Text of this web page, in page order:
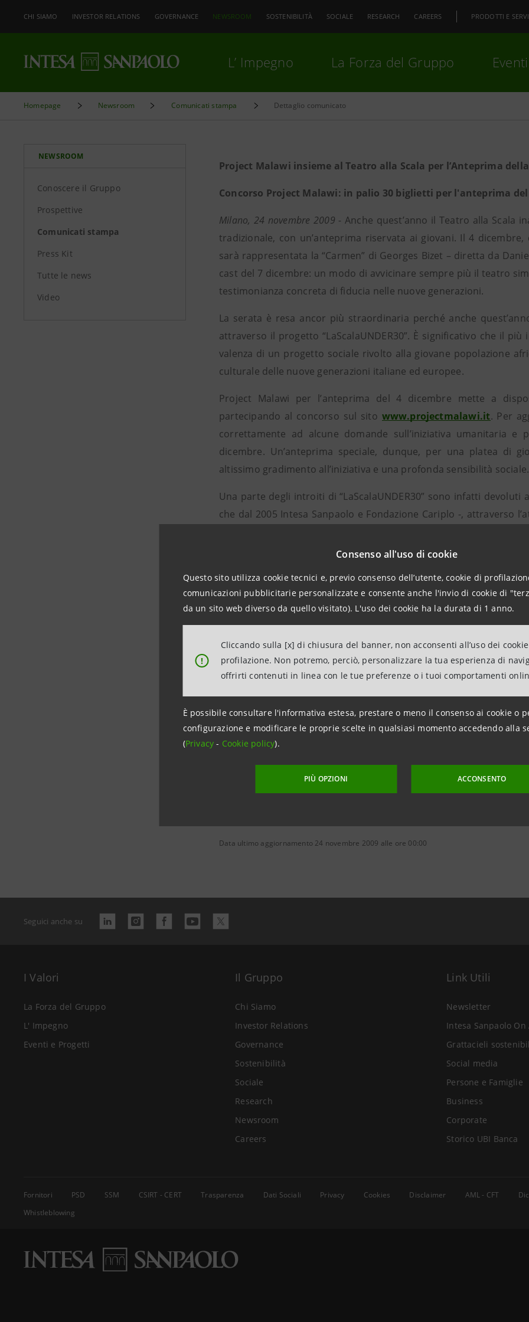
Consenso all'uso di cookie
Questo sito utilizza cookie tecnici e, previo consenso dell’utente, cookie di
comunicazioni pubblicitarie personalizzate e consente anche l'invio di cookie di
da un sito web diverso da quello visitato). L'uso dei cookie ha la durata di 1 anno.
!
Cliccando sulla [x] di chiusura del banner, non acconsenti all’uso dei
profilazione. Non potremo, perciò, personalizzare la tua esperienza di
offrirti contenuti in linea con le tue preferenze o i tuoi comportamenti
È possibile consultare l'informativa estesa, prestare o meno il consenso ai cookie o
configurazione e modificare le proprie scelte in qualsiasi momento accedendo alla
(Privacy- Cookie policy).
PIÙ OPZIONI ACCONSENTO
CHI SIAMO INVESTOR RELATIONS GOVERNANCE NEWSROOM SOSTENIBILITÀ SOCIALE RESEARCH CAREERS PRODOTTI E
L’ Impegno La Forza del Gruppo
Homepage Newsroom Comunicati stampa Dettaglio comunicato
NEWSROOM
Conoscere il Gruppo
Prospettive
Comunicati stampa
Press Kit
Tutte le news
Video
Project Malawi insieme al Teatro alla Scala per l’Anteprima
Concorso Project Malawi: in palio 30 biglietti per l'anteprima
Milano, 24 novembre 2009 - Anche quest’anno il Teatro alla Scala
tradizionale, con un’anteprima riservata ai giovani. Il 4
sarà rappresentata la “Carmen” di Georges Bizet – diretta da
cast del 7 dicembre: un modo di avvicinare sempre più il teatro
testimonianza concreta di fiducia nelle nuove generazioni.
La serata è resa ancor più straordinaria perché anche
attraverso il progetto “LaScalaUNDER30”. È significativo che il
valenza di un progetto sociale rivolto alla giovane popolazione
culturale delle nuove generazioni italiane ed europee.
Project Malawi per l’anteprima del 4 dicembre mette a
partecipando al concorso sul sito www.projectmalawi.it. Per
correttamente ad alcune domande sull’iniziativa umanitaria e
dicembre. Un’anteprima speciale, dunque, per una platea di
altissimo gradimento all’iniziativa e una profonda sensibilità sociale.
Una parte degli introiti di “LaScalaUNDER30” sono infatti
che dal 2005 Intesa Sanpaolo e Fondazione Cariplo -, attraverso
Children, del CISP, delle organizzazioni scoutistiche del Malawi
Malawi - sostengono per contribuire allo sviluppo di uno dei
dall’epidemia di AIDS: l'aspettativa media di vita è tra le più
sieropositiva e 11 bambini su 100 nascono contagiati.
Malawi attraverso un approccio strutturale e sinergico,
Intesa Sanpaolo - Rapporti con i Media
Public Finance, Attività Sociali e Culturali
Data ultimo aggiornamento 24 novembre 2009 alle ore 00:00
Seguici anche su
I Valori
La Forza del Gruppo
L' Impegno
Eventi e Progetti
Il Gruppo
Chi Siamo
Investor Relations
Governance
Sostenibilità
Sociale
Research
Newsroom
Careers
Link Utili
Newsletter
Intesa Sanpaolo On
Grattacieli
Social media
Persone e Famiglie
Business
Corporate
Storico UBI Banca
Fornitori PSD SSM CSIRT - CERT Trasparenza Dati Sociali Privacy Cookies Disclaimer AML - CFT
Whistleblowing